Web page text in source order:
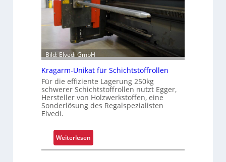
n
i
r
i
f
e
n
k
o
m
p
e
Bild: Elvedi GmbH
Kragarm-Unikat für Schichtstoffrollen
Für die effiziente Lagerung 250kg
schwerer Schichtstoffrollen nutzt Egger,
Hersteller von Holzwerkstoffen, eine
Sonderlösung des Regalspezialisten
Elvedi.
Weiterlesen
K